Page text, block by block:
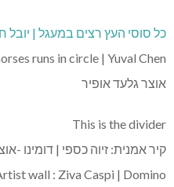
כל סוסי העץ רצים במעגל | יובל
runs in circle | Yuval Chen
אוצר גלעד אופיר
This is the divider
קיר אמנית: זיוה כספי | דומינו -
wall : Ziva Caspi | Domino